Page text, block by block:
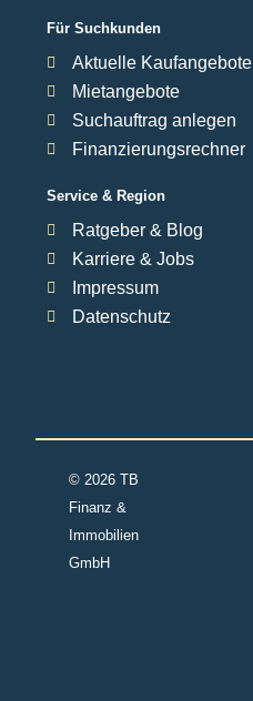
Für Suchkunden
Aktuelle Kaufangebote
Mietangebote
Suchauftrag anlegen
Finanzierungsrechner
Service & Region
Ratgeber & Blog
Karriere & Jobs
Impressum
Datenschutz
© 2026 TB
Finanz &
Immobilien
GmbH